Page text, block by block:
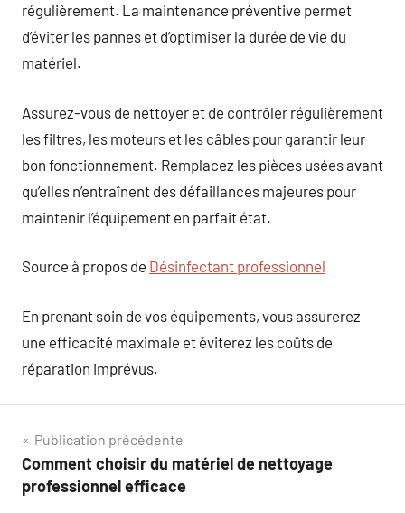
régulièrement. La maintenance préventive permet
d’éviter les pannes et d’optimiser la durée de vie du
matériel.
Assurez-vous de nettoyer et de contrôler régulièrement
les filtres, les moteurs et les câbles pour garantir leur
bon fonctionnement. Remplacez les pièces usées avant
qu’elles n’entraînent des défaillances majeures pour
maintenir l’équipement en parfait état.
Source à propos de Désinfectant professionnel
En prenant soin de vos équipements, vous assurerez
une efficacité maximale et éviterez les coûts de
réparation imprévus.
Navigation
de
Publication précédente
Comment choisir du matériel de nettoyage
professionnel efficace